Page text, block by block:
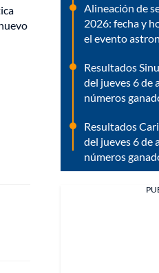
Alineación de
2026: fecha y
el evento
Resultados
del jueves 6 de
números
Resultados
del jueves 6 de
números